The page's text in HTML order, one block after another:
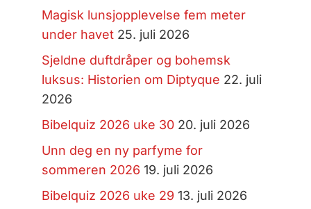
Magisk lunsjopplevelse fem meter
under havet 25. juli 2026
Sjeldne duftdråper og bohemsk
luksus: Historien om Diptyque 22. juli
2026
Bibelquiz 2026 uke 30 20. juli 2026
Unn deg en ny parfyme for
sommeren 2026 19. juli 2026
Bibelquiz 2026 uke 29 13. juli 2026